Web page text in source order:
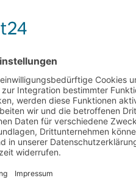
etwas
Jürgen Märtens-Kehr (OK